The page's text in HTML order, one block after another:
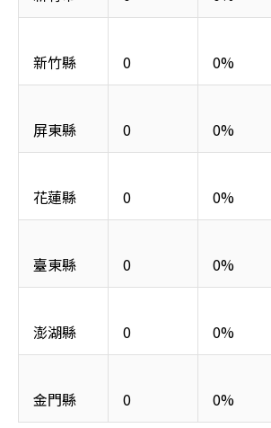
新竹縣 0 0%
屏東縣 0 0%
花蓮縣 0 0%
臺東縣 0 0%
澎湖縣 0 0%
金門縣 0 0%